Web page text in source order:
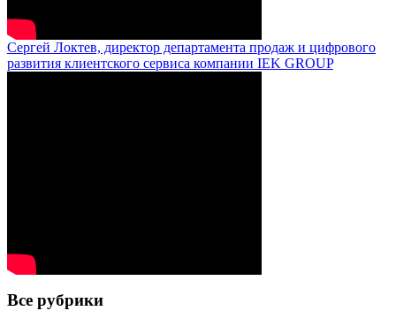
Сергей Локтев, директор департамента продаж и цифрового
развития клиентского сервиса компании IEK GROUP
Все рубрики